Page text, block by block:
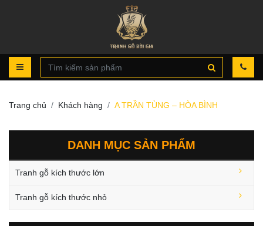
Trang chủ Khách hàng A TRẦN TÙNG – HÒA BÌNH
DANH MỤC SẢN PHẨM
Tranh gỗ kích thước lớn
Tranh gỗ kích thước nhỏ